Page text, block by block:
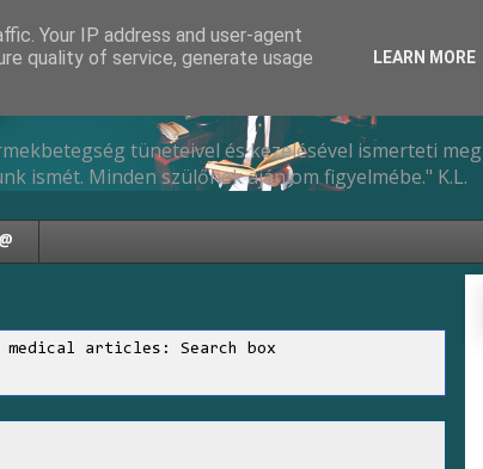
tüneteivel és kezelésével ismerteti meg
ismét. Minden szülőnek ajánlom figyelmébe." K.L.
@
medical articles: Search box
Your IP address and user-agent
quality of service, generate usage
LEARN MORE